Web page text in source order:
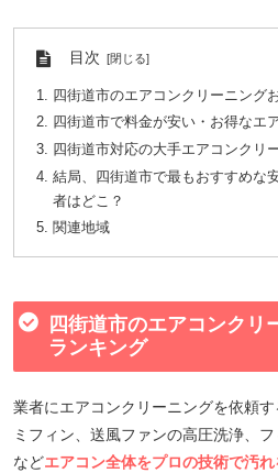
目次
四街道市のエアコンクリーニング
四街道市で料金が安い・お得なエ
四街道市対応の大手エアコンクリ
結局、四街道市で最もおすすめな
者はどこ？
関連地域
四街道市のエアコンクリ
ランキング
業者にエアコンクリーニングを依頼
ミフィン、送風ファンの高圧洗浄、
などエアコン全体をプロの技術で汚れ